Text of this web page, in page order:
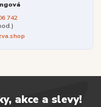
742
akce a slevy!